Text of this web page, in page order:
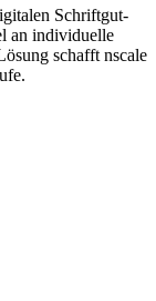
Schriftgut-
an individuelle
schafft nscale